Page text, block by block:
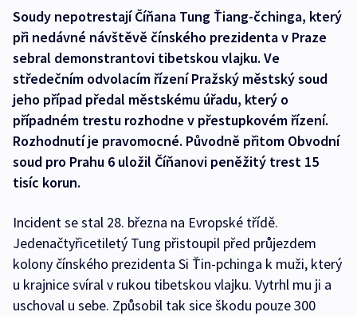
Soudy nepotrestají Číňana Tung Ťiang-čchinga, který
při nedávné návštěvě čínského prezidenta v Praze
sebral demonstrantovi tibetskou vlajku. Ve
středečním odvolacím řízení Pražský městský soud
jeho případ předal městskému úřadu, který o
případném trestu rozhodne v přestupkovém řízení.
Rozhodnutí je pravomocné. Původně přitom Obvodní
soud pro Prahu 6 uložil Číňanovi peněžitý trest 15
tisíc korun.
Incident se stal 28. března na Evropské třídě.
Jedenačtyřicetiletý Tung přistoupil před průjezdem
kolony čínského prezidenta Si Ťin-pchinga k muži, který
u krajnice svíral v rukou tibetskou vlajku. Vytrhl mu ji a
uschoval u sebe. Způsobil tak sice škodu pouze 300